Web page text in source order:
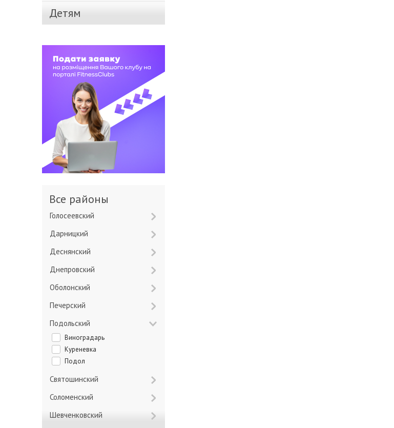
Детям
Все районы
Голосеевский
Дарницкий
Деснянский
Днепровский
Оболонский
Печерский
Подольский
Виноградарь
Куреневка
Подол
Святошинский
Соломенский
Шевченковский